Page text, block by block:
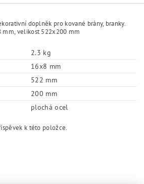
doplněk pro kované brány, branky.
velikost 522x200 mm
2.3 kg
16x8 mm
522 mm
200 mm
plochá ocel
k této položce.